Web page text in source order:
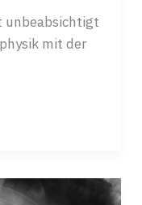
unbeabsichtigt
mit der